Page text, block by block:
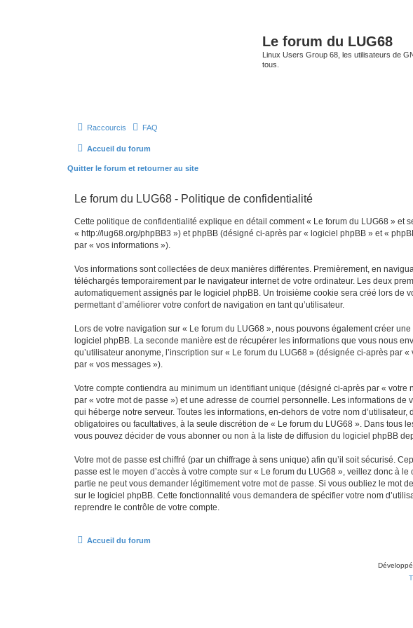
Le forum du LUG68
Linux Users Group 68, les utilisateurs de
tous.
Raccourcis FAQ
Accueil du forum
Quitter le forum et retourner au site
Le forum du LUG68 - Politique de confidentialité
Cette politique de confidentialité explique en détail comment « Le forum du LUG68 » et
« http://lug68.org/phpBB3 ») et phpBB (désigné ci-après par « logiciel phpBB » et «
par « vos informations »).
Vos informations sont collectées de deux manières différentes. Premièrement, en
téléchargés temporairement par le navigateur internet de votre ordinateur. Les deux
automatiquement assignés par le logiciel phpBB. Un troisième cookie sera créé lors de
permettant d’améliorer votre confort de navigation en tant qu’utilisateur.
Lors de votre navigation sur « Le forum du LUG68 », nous pouvons également créer
logiciel phpBB. La seconde manière est de récupérer les informations que vous nous
qu’utilisateur anonyme, l’inscription sur « Le forum du LUG68 » (désignée ci-après
par « vos messages »).
Votre compte contiendra au minimum un identifiant unique (désigné ci-après par «
par « votre mot de passe ») et une adresse de courriel personnelle. Les informations
qui héberge notre serveur. Toutes les informations, en-dehors de votre nom
obligatoires ou facultatives, à la seule discrétion de « Le forum du LUG68 ». Dans tous
vous pouvez décider de vous abonner ou non à la liste de diffusion du logiciel phpBB
Votre mot de passe est chiffré (par un chiffrage à sens unique) afin qu’il soit sécurisé.
passe est le moyen d’accès à votre compte sur « Le forum du LUG68 », veillez donc à
partie ne peut vous demander légitimement votre mot de passe. Si vous oubliez le mot
sur le logiciel phpBB. Cette fonctionnalité vous demandera de spécifier votre nom
reprendre le contrôle de votre compte.
Accueil du forum